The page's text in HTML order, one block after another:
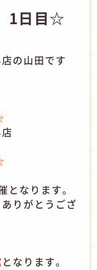
1日目☆
の山田です
となります。
りがとうござ
となります。